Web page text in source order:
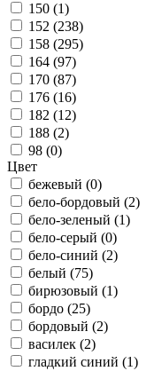
150 (1)
152 (238)
158 (295)
164 (97)
170 (87)
176 (16)
182 (12)
188 (2)
98 (0)
Цвет
бежевый (0)
бело-бордовый (2)
бело-зеленый (1)
бело-серый (0)
бело-синий (2)
белый (75)
бирюзовый (1)
бордо (25)
бордовый (2)
василек (2)
гладкий синий (1)